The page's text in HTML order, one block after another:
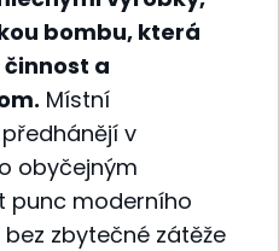
bombu, která
a
Místní
v
obyčejným
punc moderního
zbytečné zátěže